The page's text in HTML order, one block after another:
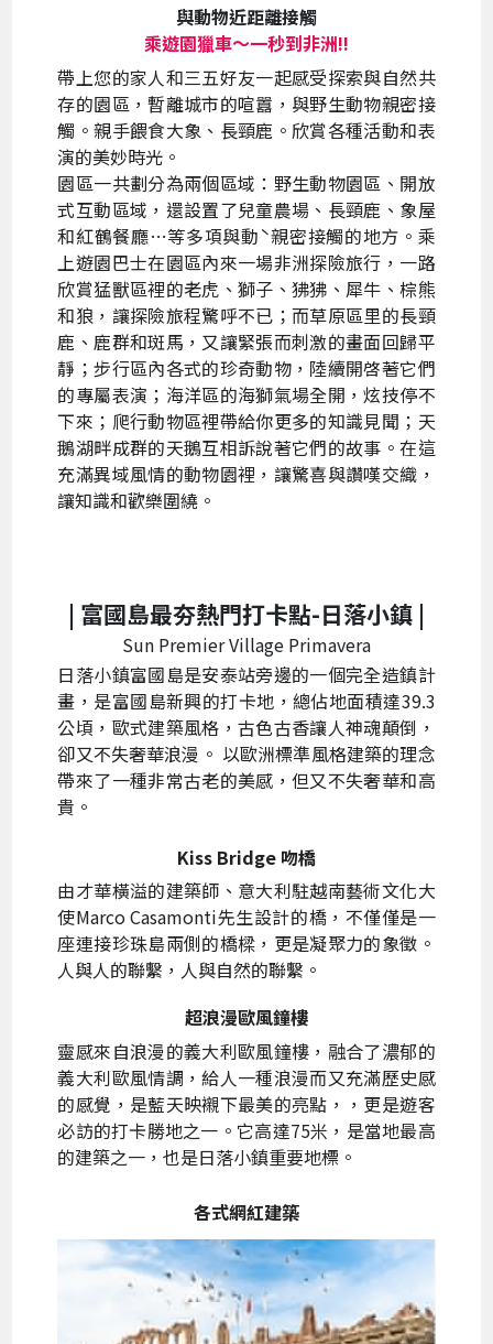
與動物近距離接觸
乘遊園獵車～一秒到非洲!!
帶上您的家人和三五好友一起感受探索與自然共
存的園區，暫離城市的喧囂，與野生動物親密接
觸。親手餵食大象、長頸鹿。欣賞各種活動和表
演的美妙時光。
園區一共劃分為兩個區域：野生動物園區、開放
式互動區域，還設置了兒童農場、長頸鹿、象屋
和紅鶴餐廳…等多項與動ˋ親密接觸的地方。乘
上遊園巴士在園區內來一場非洲探險旅行，一路
欣賞猛獸區裡的老虎、獅子、狒狒、犀牛、棕熊
和狼，讓探險旅程驚呼不已；而草原區里的長頸
鹿、鹿群和斑馬，又讓緊張而刺激的畫面回歸平
靜；步行區內各式的珍奇動物，陸續開啓著它們
的專屬表演；海洋區的海獅氣場全開，炫技停不
下來；爬行動物區裡帶給你更多的知識見聞；天
鵝湖畔成群的天鵝互相訴說著它們的故事。在這
充滿異域風情的動物園裡，讓驚喜與讚嘆交織，
讓知識和歡樂圍繞。
| 富國島最夯熱門打卡點-日落小鎮 |
Sun Premier Village Primavera
日落小鎮富國島是安泰站旁邊的一個完全造鎮計
畫，是富國島新興的打卡地，總佔地面積達39.3
公頃，歐式建築風格，古色古香讓人神魂顛倒，
卻又不失奢華浪漫。 以歐洲標準風格​​建築的理念
帶來了一種非常古老的美感，但又不失奢華和高
貴。
Kiss Bridge 吻橋
由才華橫溢的建築師、意大利駐越南藝術文化大
使Marco Casamonti先生設計的橋，不僅僅是一
座連接珍珠島兩側的橋樑，更是凝聚力的象徵。
人與人的聯繫，人與自然的聯繫。
超浪漫歐風鐘樓
靈感來自浪漫的義大利歐風鐘樓，融合了濃郁的
義大利歐風情調，給人一種浪漫而又充滿歷史感
的感覺，是藍天映襯下最美的亮點，，更是遊客
必訪的打卡勝地之一。它高達75米，是當地最高
的建築之一，也是日落小鎮重要地標。
各式網紅建築